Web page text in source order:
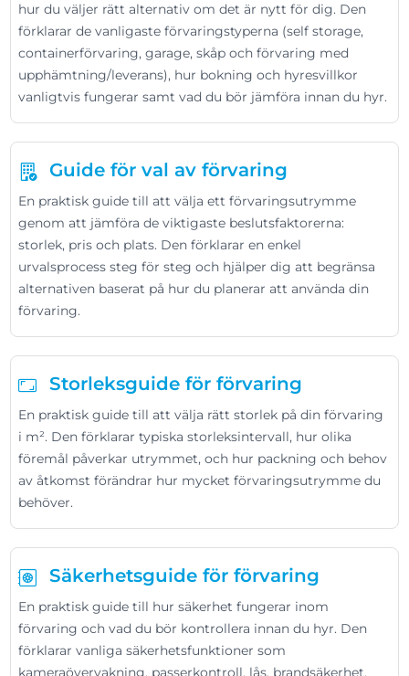
hur du väljer rätt alternativ om det är nytt för dig. Den
förklarar de vanligaste förvaringstyperna (self storage,
containerförvaring, garage, skåp och förvaring med
upphämtning/leverans), hur bokning och hyresvillkor
vanligtvis fungerar samt vad du bör jämföra innan du hyr.
Guide för val av förvaring
En praktisk guide till att välja ett förvaringsutrymme
genom att jämföra de viktigaste beslutsfaktorerna:
storlek, pris och plats. Den förklarar en enkel
urvalsprocess steg för steg och hjälper dig att begränsa
alternativen baserat på hur du planerar att använda din
förvaring.
Storleksguide för förvaring
En praktisk guide till att välja rätt storlek på din förvaring
i m². Den förklarar typiska storleksintervall, hur olika
föremål påverkar utrymmet, och hur packning och behov
av åtkomst förändrar hur mycket förvaringsutrymme du
behöver.
Säkerhetsguide för förvaring
En praktisk guide till hur säkerhet fungerar inom
förvaring och vad du bör kontrollera innan du hyr. Den
förklarar vanliga säkerhetsfunktioner som
kameraövervakning, passerkontroll, lås, brandsäkerhet,